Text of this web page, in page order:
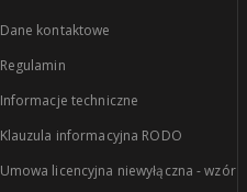
Dane kontaktowe
Regulamin
Informacje techniczne
Klauzula informacyjna RODO
Umowa licencyjna niewyłączna - wzór